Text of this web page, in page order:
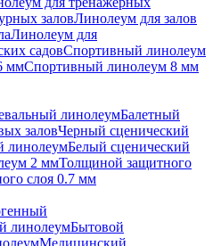
заловЛинолеум для залов
Линолеум для
садовСпортивный линолеум
ммСпортивный линолеум 8 мм
линолеумБалетный
заловЧерный сценический
линолеумБелый сценический
2 ммТолщиной защитного
слоя 0.7 мм
линолеумБытовой
Медицинский